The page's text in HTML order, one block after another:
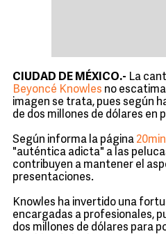
CIUDAD DE MÉXICO.- La
Beyoncé Knowles no
imagen se trata, pues según
de dos millones de dólares en
Según informa la página
"auténtica adicta" a las
contribuyen a mantener el
presentaciones.
Knowles ha invertido una
encargadas a profesionales,
dos millones de dólares para